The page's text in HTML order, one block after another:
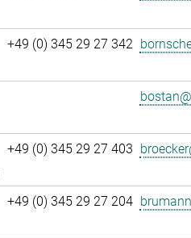
+49 (0) 345 29 27 342
+49 (0) 345 29 27 403
+49 (0) 345 29 27 204